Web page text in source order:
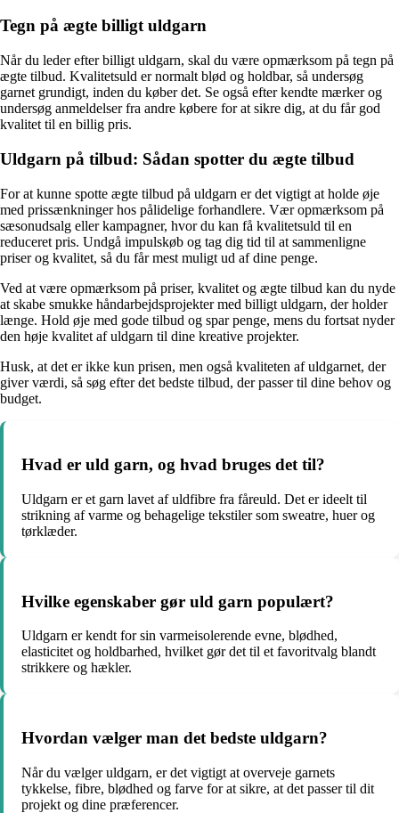
Tegn på ægte billigt uldgarn
Når du leder efter billigt uldgarn, skal du være opmærksom på tegn på
ægte tilbud. Kvalitetsuld er normalt blød og holdbar, så undersøg
garnet grundigt, inden du køber det. Se også efter kendte mærker og
undersøg anmeldelser fra andre købere for at sikre dig, at du får god
kvalitet til en billig pris.
Uldgarn på tilbud: Sådan spotter du ægte tilbud
For at kunne spotte ægte tilbud på uldgarn er det vigtigt at holde øje
med prissænkninger hos pålidelige forhandlere. Vær opmærksom på
sæsonudsalg eller kampagner, hvor du kan få kvalitetsuld til en
reduceret pris. Undgå impulskøb og tag dig tid til at sammenligne
priser og kvalitet, så du får mest muligt ud af dine penge.
Ved at være opmærksom på priser, kvalitet og ægte tilbud kan du nyde
at skabe smukke håndarbejdsprojekter med billigt uldgarn, der holder
længe. Hold øje med gode tilbud og spar penge, mens du fortsat nyder
den høje kvalitet af uldgarn til dine kreative projekter.
Husk, at det er ikke kun prisen, men også kvaliteten af uldgarnet, der
giver værdi, så søg efter det bedste tilbud, der passer til dine behov og
budget.
Hvad er uld garn, og hvad bruges det til?
Uldgarn er et garn lavet af uldfibre fra fåreuld. Det er ideelt til
strikning af varme og behagelige tekstiler som sweatre, huer og
tørklæder.
Hvilke egenskaber gør uld garn populært?
Uldgarn er kendt for sin varmeisolerende evne, blødhed,
elasticitet og holdbarhed, hvilket gør det til et favoritvalg blandt
strikkere og hækler.
Hvordan vælger man det bedste uldgarn?
Når du vælger uldgarn, er det vigtigt at overveje garnets
tykkelse, fibre, blødhed og farve for at sikre, at det passer til dit
projekt og dine præferencer.